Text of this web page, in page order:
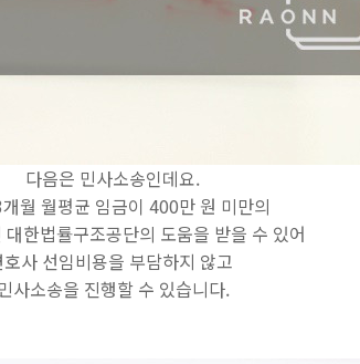
다음은 민사소송인데요.
월 월평균 임금이 400만 원 미만의
대한법률구조공단의 도움을 받을 수 있어
호사 선임비용을 부담하지 않고
사소송을 진행할 수 있습니다.